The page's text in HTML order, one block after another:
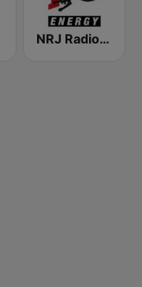
NRJ Radio ENERGY